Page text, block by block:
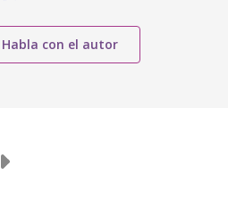
Habla con el autor